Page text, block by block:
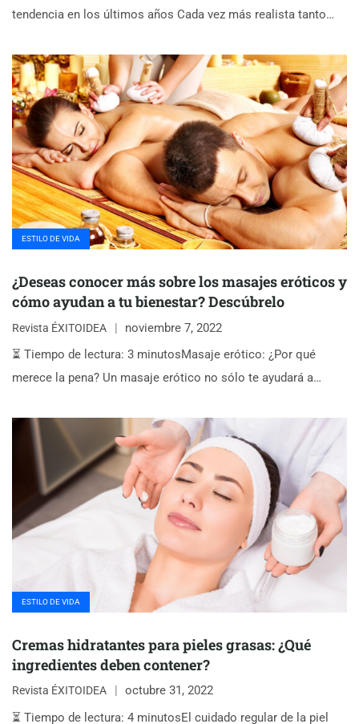
tendencia en los últimos años Cada vez más realista tanto…
ESTILO DE VIDA
¿Deseas conocer más sobre los masajes eróticos y
cómo ayudan a tu bienestar? Descúbrelo
Revista ÉXITOIDEA
noviembre 7, 2022
⏳ Tiempo de lectura: 3 minutosMasaje erótico: ¿Por qué
merece la pena? Un masaje erótico no sólo te ayudará a…
ESTILO DE VIDA
Cremas hidratantes para pieles grasas: ¿Qué
ingredientes deben contener?
Revista ÉXITOIDEA
octubre 31, 2022
⏳ Tiempo de lectura: 4 minutosEl cuidado regular de la piel